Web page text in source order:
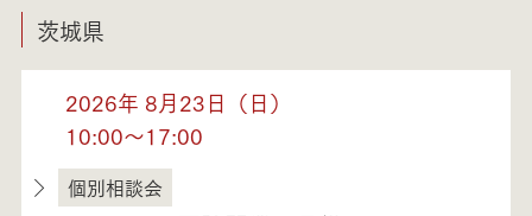
茨城県
2026年 8月23日（日）
10:00～17:00
茨城県
個別相談会